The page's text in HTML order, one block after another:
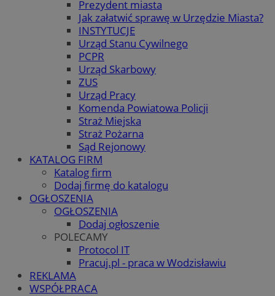
Prezydent miasta
Jak załatwić sprawę w Urzędzie Miasta?
INSTYTUCJE
Urząd Stanu Cywilnego
PCPR
Urząd Skarbowy
ZUS
Urząd Pracy
Komenda Powiatowa Policji
Straż Miejska
Straż Pożarna
Sąd Rejonowy
KATALOG FIRM
Katalog firm
Dodaj firmę do katalogu
OGŁOSZENIA
OGŁOSZENIA
Dodaj ogłoszenie
POLECAMY
Protocol IT
Pracuj.pl - praca w Wodzisławiu
REKLAMA
WSPÓŁPRACA